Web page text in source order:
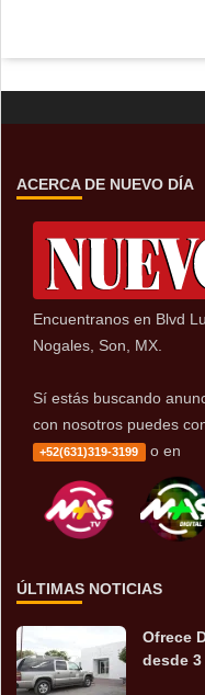
ACERCA DE NUEVO DÍA
Encuentranos en Blvd
Nogales, Son, MX.
Sí estás buscando
con nosotros puedes
+52(631)319-3199 o en
ÚLTIMAS NOTICIAS
Ofrece
desde 3